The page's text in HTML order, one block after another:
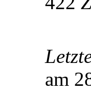
am